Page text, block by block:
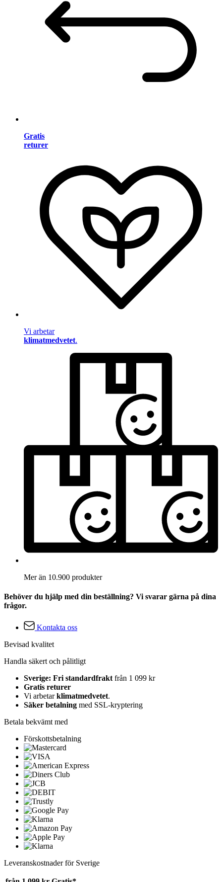
Gratis
returer
Vi arbetar
klimatmedvetet.
Mer än 10.900 produkter
Behöver du hjälp med din beställning? Vi svarar gärna på dina
frågor.
Kontakta oss
Bevisad kvalitet
Handla säkert och pålitligt
Sverige: Fri standardfrakt från 1 099 kr
Gratis returer
Vi arbetarklimatmedvetet.
Säker betalning med SSL-kryptering
Betala bekvämt med
Förskottsbetalning
Leveranskostnader för Sverige